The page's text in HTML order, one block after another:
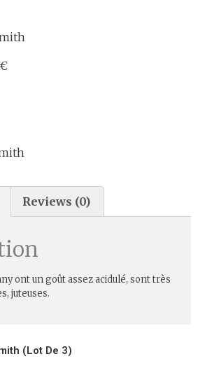
Reviews (0)
ont un goût assez acidulé, sont très
juteuses.
(lot De 3)